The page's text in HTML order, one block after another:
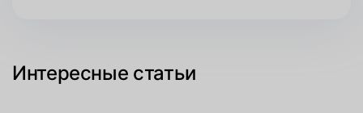
Интересные статьи